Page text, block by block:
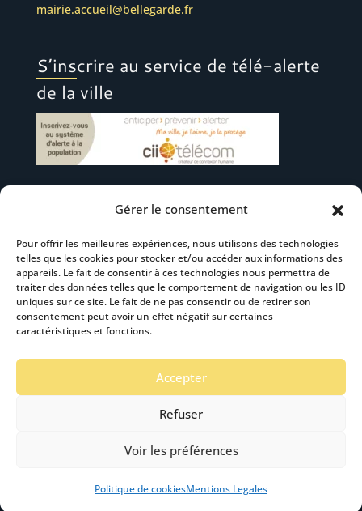
Gérer le consentement
Pour offrir les meilleures expériences, nous utilisons des technologies
telles que les cookies pour stocker et/ou accéder aux informations des
appareils. Le fait de consentir à ces technologies nous permettra de
traiter des données telles que le comportement de navigation ou les ID
uniques sur ce site. Le fait de ne pas consentir ou de retirer son
consentement peut avoir un effet négatif sur certaines
caractéristiques et fonctions.
Accepter
Refuser
Voir les préférences
Politique de cookiesMentions Legales
mairie.accueil@bellegarde.fr
S’inscrire au service de télé-alerte
de la ville
Suivez-nous
S’abonner à la newsletter
Stardust Communication Copyright © 2019 -2024